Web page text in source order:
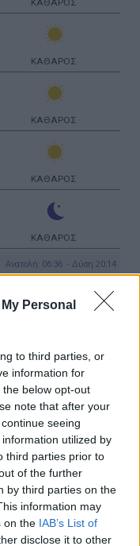
Personal
to third parties, or
information for
below opt-out
note that after your
seeing
utilized by
third parties prior to
of the further
by third parties on the
information may
on the IAB’s List of
disclose it to other
ΚΑΘΑΡΟΣ
ΚΑΘΑΡΟΣ
ΚΑΘΑΡΟΣ
ΚΑΘΑΡΟΣ
ΚΑΘΑΡΟΣ
Ανατολή: 06:36 - Δύση 20:14
ΚΑΘΑΡΟΣ
ΚΑΘΑΡΟΣ
ΚΑΘΑΡΟΣ